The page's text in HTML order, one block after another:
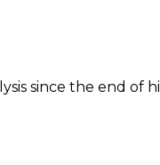
since the end of